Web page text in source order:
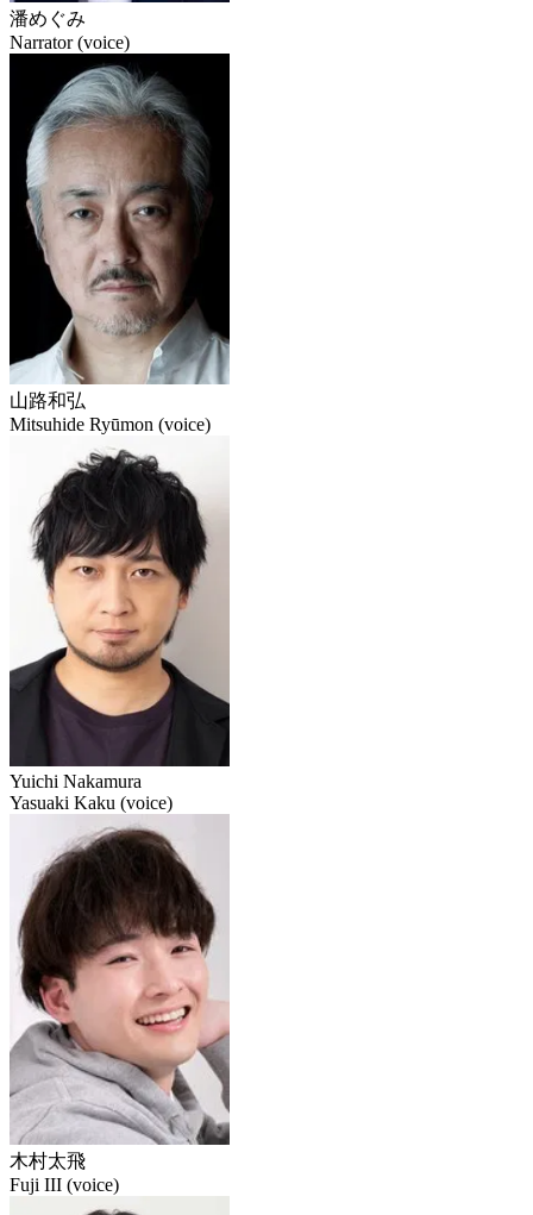
潘めぐみ
Narrator (voice)
山路和弘
Mitsuhide Ryūmon (voice)
Yuichi Nakamura
Yasuaki Kaku (voice)
木村太飛
Fuji III (voice)